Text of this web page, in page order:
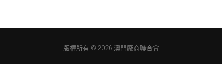
版權所有 © 2026 澳門廠商聯合會